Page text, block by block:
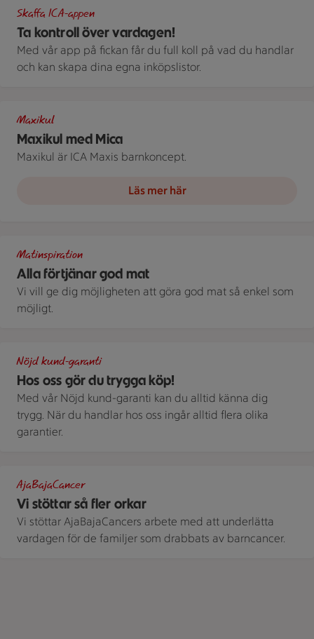
Ta kontroll över vardagen!
Skaffa ICA-appen
Med vår app på fickan får du full koll på vad du handlar
och kan skapa dina egna inköpslistor.
Maxikul med Mica
Maxikul
Maxikul är ICA Maxis barnkoncept.
Läs mer här
Alla förtjänar god mat
Matinspiration
Vi vill ge dig möjligheten att göra god mat så enkel som
möjligt.
Hos oss gör du trygga köp!
Nöjd kund-garanti
Med vår Nöjd kund-garanti kan du alltid känna dig
trygg. När du handlar hos oss ingår alltid flera olika
garantier.
Vi stöttar så fler orkar
AjaBajaCancer
Vi stöttar AjaBajaCancers arbete med att underlätta
vardagen för de familjer som drabbats av barncancer.